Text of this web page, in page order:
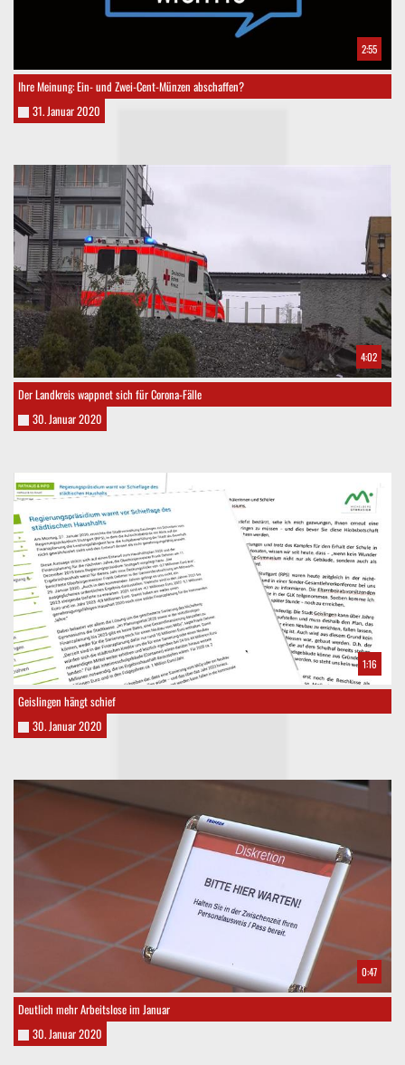
2:55
Ihre Meinung: Ein- und Zwei-Cent-Münzen abschaffen?
31. Januar 2020
4:02
Der Landkreis wappnet sich für Corona-Fälle
30. Januar 2020
1:16
Geislingen hängt schief
30. Januar 2020
0:47
Deutlich mehr Arbeitslose im Januar
30. Januar 2020